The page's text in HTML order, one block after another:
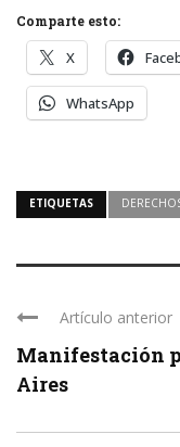
Comparte esto:
X
WhatsApp
ETIQUETAS
Artículo anterior
Manifestación
Aires